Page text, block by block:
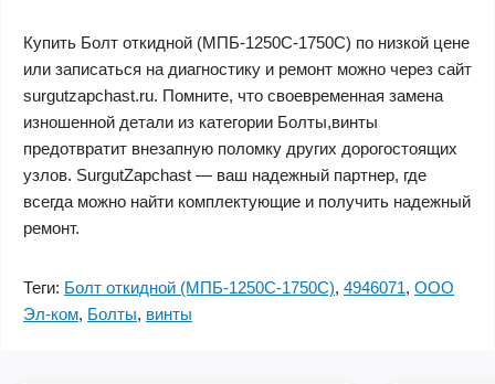
Купить Болт откидной (МПБ-1250C-1750C) по низкой цене
или записаться на диагностику и ремонт можно через сайт
surgutzapchast.ru. Помните, что своевременная замена
изношенной детали из категории Болты,винты
предотвратит внезапную поломку других дорогостоящих
узлов. SurgutZapchast — ваш надежный партнер, где
всегда можно найти комплектующие и получить надежный
ремонт.
Теги: Болт откидной (МПБ-1250C-1750C), 4946071, ООО
Эл-ком, Болты, винты